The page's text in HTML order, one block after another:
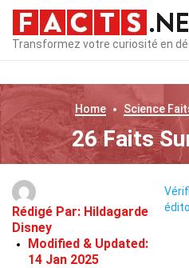
Transformez votre curiosité en
Home Science
26 Faits
Rédigé Par: Hildagarde
Disney
Modified & Updated:
14 Jan 2025